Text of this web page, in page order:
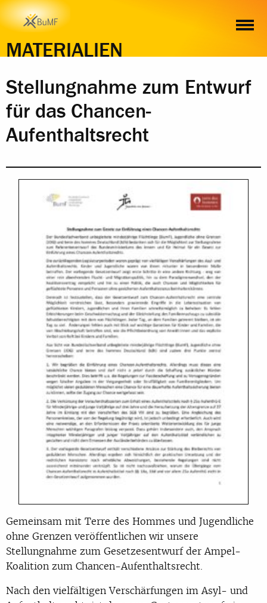
MATERIALIEN
INHALT
Stellungnahme zum Entwurf
für das Chancen-
Aufenthaltsrecht
Gemeinsam mit Terre des Hommes und Jugendliche
ohne Grenzen veröffentlichen wir unsere
Stellungnahme zum Gesetzesentwurf der Ampel-
Koalition zum Chancen-Aufenthaltsrecht.
Nach den vielfältigen Verschärfungen im Asyl- und